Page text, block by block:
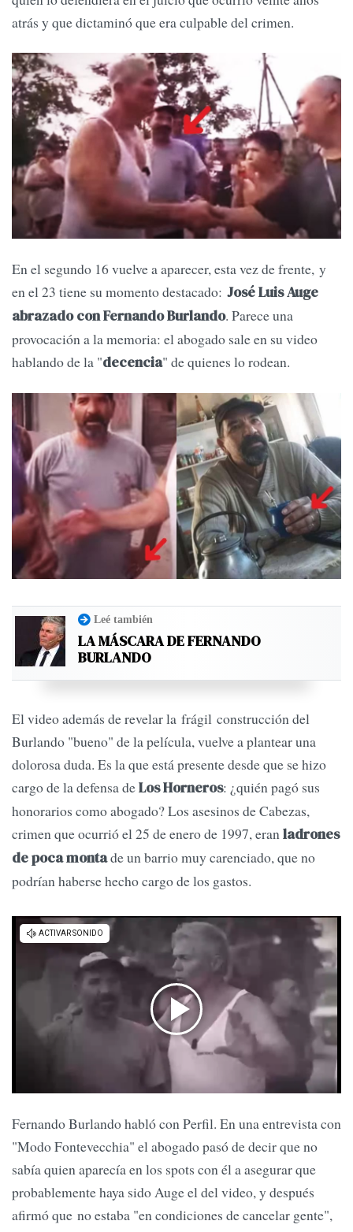
atrás y que dictaminó que era culpable del crimen.
En el segundo 16 vuelve a aparecer, esta vez de frente, y
en el 23 tiene su momento destacado: José Luis Auge
abrazado con Fernando Burlando. Parece una
provocación a la memoria: el abogado sale en su video
hablando de la "decencia" de quienes lo rodean.
Leé también
LA MÁSCARA DE FERNANDO
BURLANDO
El video además de revelar la frágil construcción del
Burlando "bueno" de la película, vuelve a plantear una
dolorosa duda. Es la que está presente desde que se hizo
cargo de la defensa deLos Horneros: ¿quién pagó sus
honorarios como abogado? Los asesinos de Cabezas,
crimen que ocurrió el 25 de enero de 1997, eranladrones
de poca montade un barrio muy carenciado, que no
podrían haberse hecho cargo de los gastos.
Fernando Burlando habló con Perfil. En una entrevista con
"Modo Fontevecchia" el abogado pasó de decir que no
sabía quien aparecía en los spots con él a asegurar que
probablemente haya sido Auge el del video, y después
afirmó que no estaba "en condiciones de cancelar gente",